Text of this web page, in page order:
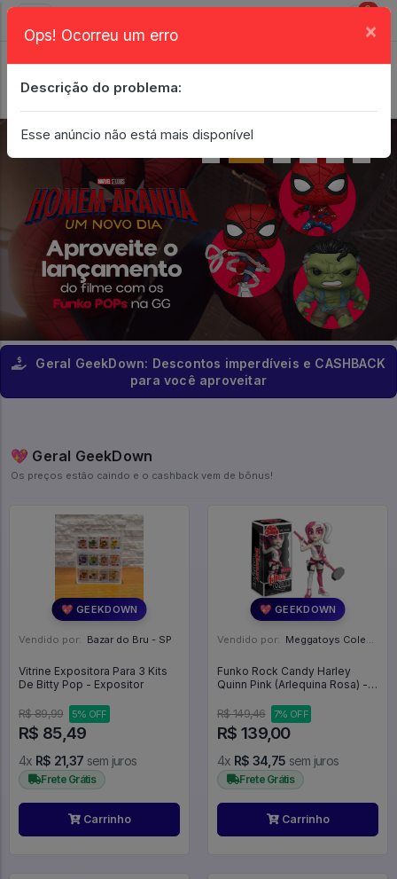
0
Geral GeekDown: Descontos imperdíveis e CASHBACK
para você aproveitar
💖 Geral GeekDown
Os preços estão caindo e o cashback vem de bônus!
💖 GEEKDOWN
Vendido por: Bazar do Bru - SP
Vitrine Expositora Para 3 Kits
De Bitty Pop - Expositor
R$ 89,99 5% OFF
R$ 85,49
4x R$ 21,37 sem juros
Frete Grátis
Carrinho
💖 GEEKDOWN
Vendido por: Meggatoys Colecionáveis - SP
Funko Rock Candy Harley
Quinn Pink (Arlequina Rosa) -
R$ 149,46
7% OFF
R$ 139,00
4x R$ 34,75 sem juros
Frete Grátis
Carrinho
Ops! Ocorreu um erro ×
Descrição do problema:
Esse anúncio não está mais disponível